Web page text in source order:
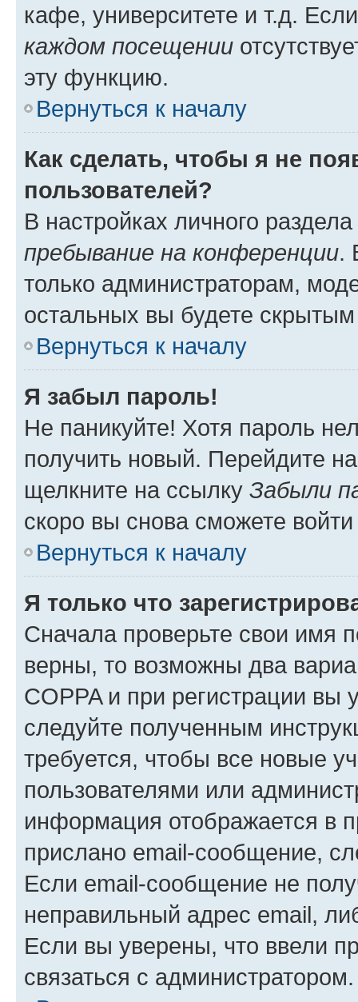
кафе, университете и т.д.
каждом посещении
эту функцию.
Вернуться к началу
Как сделать, чтобы я не
пользователей?
В настройках личного
пребывание на конференции.
только администраторам,
остальных вы будете
Вернуться к началу
Я забыл пароль!
Не паникуйте! Хотя пароль
получить новый. Перейдите
щелкните на ссылку Забыли
скоро вы снова сможете
Вернуться к началу
Я только что
Сначала проверьте свои имя
верны, то возможны два
COPPA и при регистрации вы
следуйте полученным
требуется, чтобы все новые
пользователями или
информация отображается в
прислано email-сообщение,
Если email-сообщение не
неправильный адрес email,
Если вы уверены, что ввели
связаться с администратором.